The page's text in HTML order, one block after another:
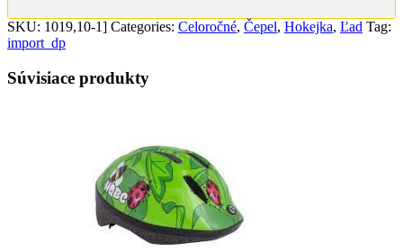
SKU: 1019,10-1] Categories: Celoročné, Čepel, Hokejka, Ľad Tag:
import_dp
Súvisiace produkty